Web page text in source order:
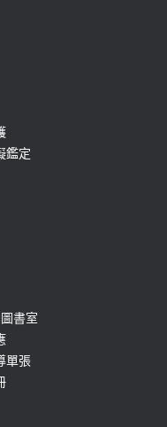
！這幾項檢
坦言：不
老人小
兆
苗】門診
鑑定
書室
單張